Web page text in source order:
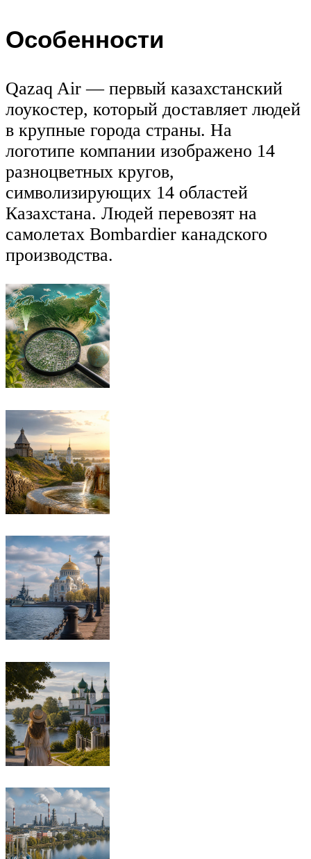
Особенности
Qazaq Air — первый казахстанский
лоукостер, который доставляет людей
в крупные города страны. На
логотипе компании изображено 14
разноцветных кругов,
символизирующих 14 областей
Казахстана. Людей перевозят на
самолетах Bombardier канадского
производства.